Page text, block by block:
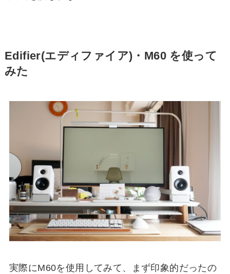
Edifier(エディファイア)・M60 を使って
みた
実際にM60を使用してみて、まず印象的だったの